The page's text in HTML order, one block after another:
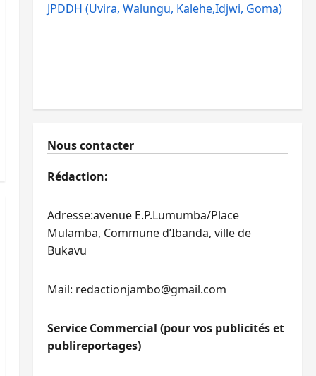
JPDDH (Uvira, Walungu, Kalehe,Idjwi, Goma)
Nous contacter
Rédaction:
Adresse:avenue E.P.Lumumba/Place
Mulamba, Commune d’Ibanda, ville de
Bukavu
Mail: redactionjambo@gmail.com
Service Commercial (pour vos publicités et
publireportages)